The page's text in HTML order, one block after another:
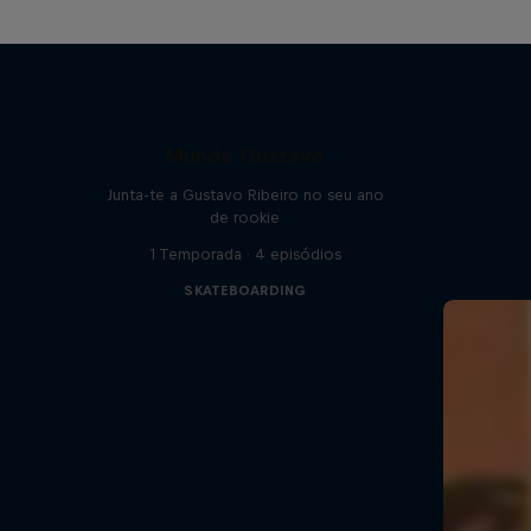
Junta-te a Gustavo Ribeiro no seu ano
de rookie
1 Temporada · 4 episódios
SKATEBOARDING